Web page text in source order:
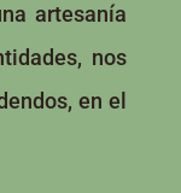
artesanía
nos
en el